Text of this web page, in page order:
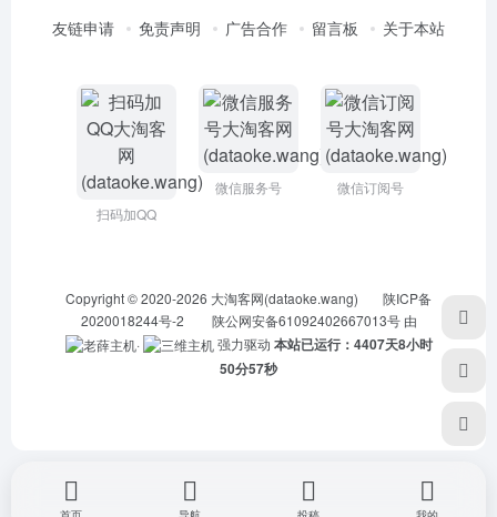
友链申请 免责声明 广告合作 留言板 关于本站
扫码加QQ
微信服务号 微信订阅号
Copyright © 2020-2026 大淘客网(dataoke.wang)
陕ICP备
2020018244号-2
陕公网安备61092402667013号由
·
强力驱动 本站已运行：4407天8小时
50分58秒